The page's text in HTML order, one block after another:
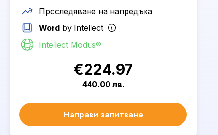
Проследяване на напредъка
Word by Intellect
Intellect Modus®
€224.97
440.00 лв.
Направи запитване